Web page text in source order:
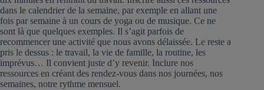
dans le calendrier de la semaine, par exemple en allant une
fois par semaine à un cours de yoga ou de musique. Ce ne
sont là que quelques exemples. Il s’agit parfois de
recommencer une activité que nous avons délaissée. Le reste a
pris le dessus : le travail, la vie de famille, la routine, les
imprévus… Il convient juste d’y revenir. Inclure nos
ressources en créant des rendez-vous dans nos journées, nos
semaines, notre rythme mensuel.